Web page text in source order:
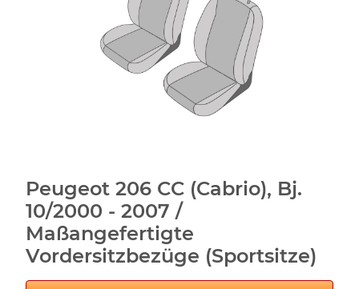
Peugeot 206 CC (Cabrio), Bj.
10/2000 - 2007 /
Maßangefertigte
Vordersitzbezüge (Sportsitze)